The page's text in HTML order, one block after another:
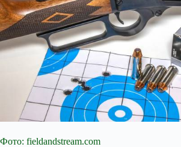
Фото: fieldandstream.com